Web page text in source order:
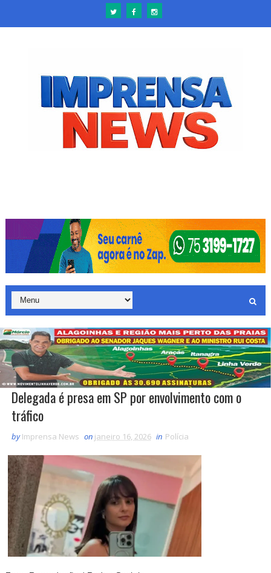
Delegada é presa em SP por envolvimento com o
tráfico
by Imprensa News on janeiro 16, 2026 in Polícia